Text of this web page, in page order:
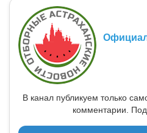
В канал публикуем только
комментарии.